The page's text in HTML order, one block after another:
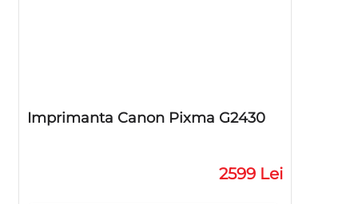
Imprimanta Canon Pixma G2430
2599 Lei